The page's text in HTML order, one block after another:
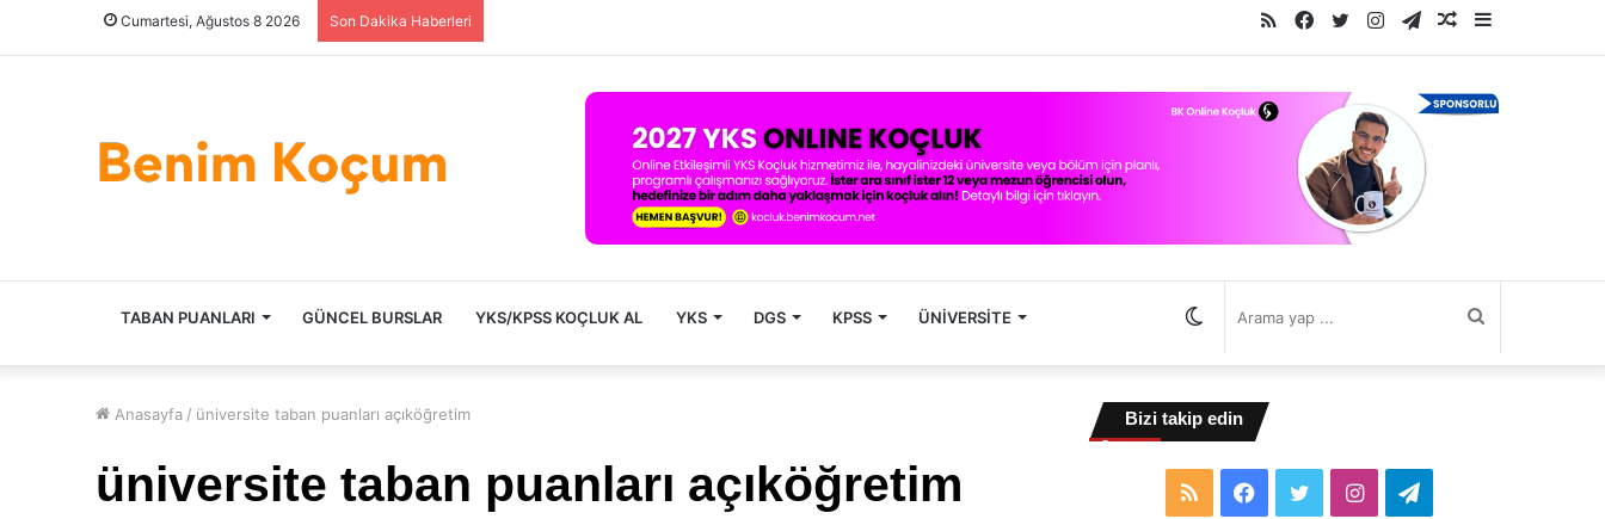
Cumartesi, Ağustos 8 2026 Son Dakika Haberleri
Kenar
Bölmesi
Rastgele
Makale
Telegram
Instagram
Twitter
Facebook
RSS
ANASAYFA
TABAN PUANLARI GÜNCEL BURSLAR YKS/KPSS KOÇLUK AL YKS DGS KPSS ÜNIVERSITE
Anasayfa / üniversite taban puanları açıköğretim
üniversite taban puanları açıköğretim
Bizi takip edin
RSS Facebook
TwitterInstagramTelegram